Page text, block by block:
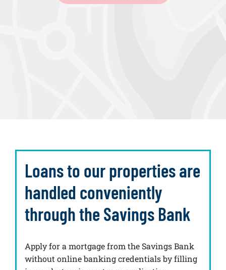
Loans to our properties are
handled conveniently
through the Savings Bank
Apply for a mortgage from the Savings Bank
without online banking credentials by filling